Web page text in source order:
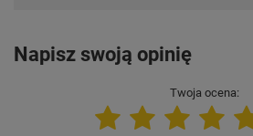
Napisz swoją opinię
Twoja ocena: